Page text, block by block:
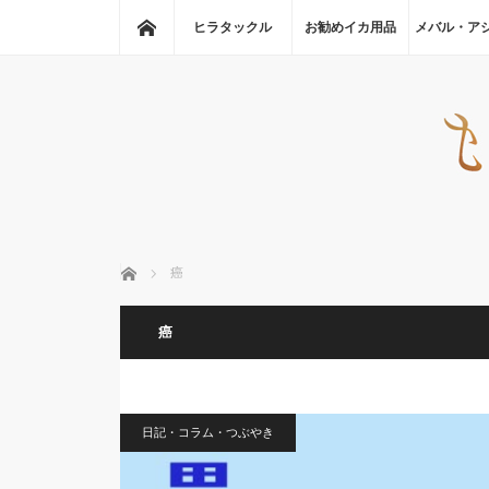
ホーム
ヒラタックル お勧めイカ用品 メバル・ア
ホーム 癌
癌
日記・コラム・つぶやき